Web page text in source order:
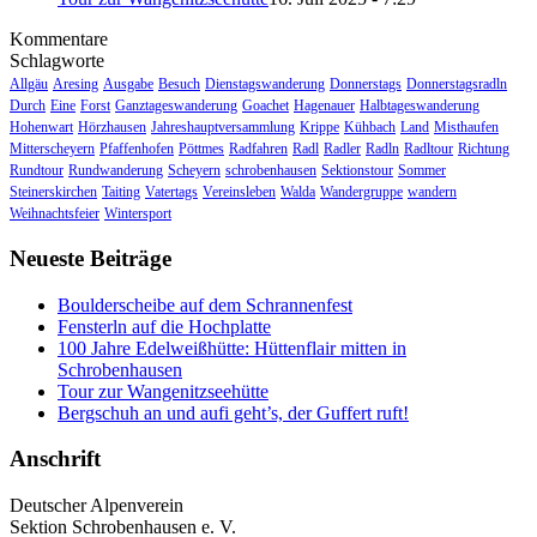
Kommentare
Schlagworte
Allgäu Aresing Ausgabe Besuch Dienstagswanderung Donnerstags Donnerstagsradln
Durch Eine Forst Ganztageswanderung Goachet Hagenauer Halbtageswanderung
Hohenwart Hörzhausen Jahreshauptversammlung Krippe Kühbach Land Misthaufen
Mitterscheyern Pfaffenhofen Pöttmes Radfahren Radl Radler Radln Radltour Richtung
Rundtour Rundwanderung Scheyern schrobenhausen Sektionstour Sommer
Steinerskirchen Taiting Vatertags Vereinsleben Walda Wandergruppe wandern
Weihnachtsfeier Wintersport
Neueste Beiträge
Boulderscheibe auf dem Schrannenfest
Fensterln auf die Hochplatte
100 Jahre Edelweißhütte: Hüttenflair mitten in
Schrobenhausen
Tour zur Wangenitzseehütte
Bergschuh an und aufi geht’s, der Guffert ruft!
Anschrift
Deutscher Alpenverein
Sektion Schrobenhausen e. V.